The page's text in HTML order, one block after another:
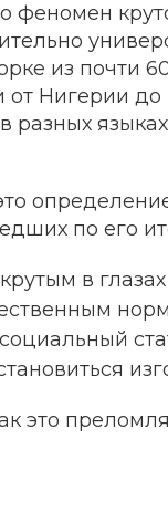
феномен
из почти
Нигерии
разных
по его
в
это